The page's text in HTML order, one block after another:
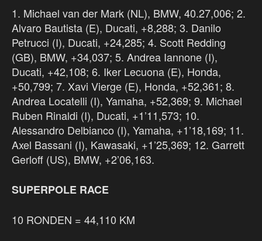
1. Michael van der Mark (NL), BMW, 40.27,006; 2.
Alvaro Bautista (E), Ducati, +8,288; 3. Danilo
Petrucci (I), Ducati, +24,285; 4. Scott Redding
(GB), BMW, +34,037; 5. Andrea Iannone (I),
Ducati, +42,108; 6. Iker Lecuona (E), Honda,
+50,799; 7. Xavi Vierge (E), Honda, +52,361; 8.
Andrea Locatelli (I), Yamaha, +52,369; 9. Michael
Ruben Rinaldi (I), Ducati, +1’11,573; 10.
Alessandro Delbianco (I), Yamaha, +1’18,169; 11.
Axel Bassani (I), Kawasaki, +1’25,369; 12. Garrett
Gerloff (US), BMW, +2’06,163.
SUPERPOLE RACE
10 RONDEN = 44,110 KM